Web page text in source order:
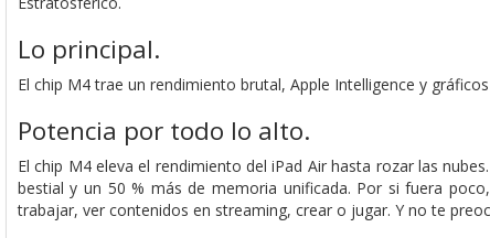
Lo principal.
El chip M4 trae un rendimiento brutal, Apple Intelligence y
Potencia por todo lo alto.
El chip M4 eleva el rendimiento del iPad Air hasta rozar las
bestial y un 50 % más de memoria unificada. Por si fuera
trabajar, ver contenidos en streaming, crear o jugar. Y no te